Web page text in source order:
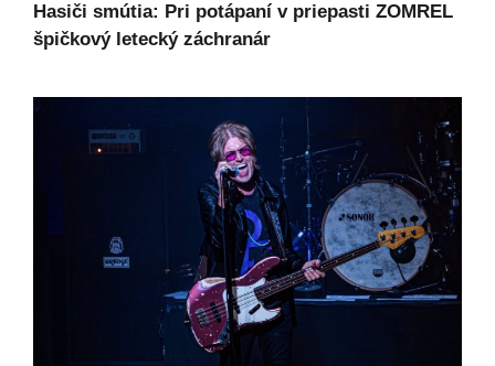
Hasiči smútia: Pri potápaní v priepasti ZOMREL
špičkový letecký záchranár